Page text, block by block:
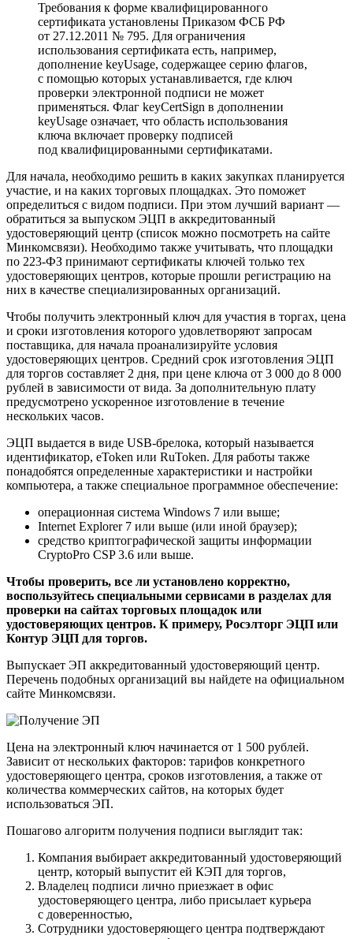
Требования к форме квалифицированного
сертификата установлены Приказом ФСБ РФ
от 27.12.2011 № 795. Для ограничения
использования сертификата есть, например,
дополнение keyUsage, содержащее серию флагов,
с помощью которых устанавливается, где ключ
проверки электронной подписи не может
применяться. Флаг keyCertSign в дополнении
keyUsage означает, что область использования
ключа включает проверку подписей
под квалифицированными сертификатами.
Для начала, необходимо решить в каких закупках планируется
участие, и на каких торговых площадках. Это поможет
определиться с видом подписи. При этом лучший вариант —
обратиться за выпуском ЭЦП в аккредитованный
удостоверяющий центр (список можно посмотреть на сайте
Минкомсвязи). Необходимо также учитывать, что площадки
по 223-ФЗ принимают сертификаты ключей только тех
удостоверяющих центров, которые прошли регистрацию на
них в качестве специализированных организаций.
Чтобы получить электронный ключ для участия в торгах, цена
и сроки изготовления которого удовлетворяют запросам
поставщика, для начала проанализируйте условия
удостоверяющих центров. Средний срок изготовления ЭЦП
для торгов составляет 2 дня, при цене ключа от 3 000 до 8 000
рублей в зависимости от вида. За дополнительную плату
предусмотрено ускоренное изготовление в течение
нескольких часов.
ЭЦП выдается в виде USB-брелока, который называется
идентификатор, eToken или RuToken. Для работы также
понадобятся определенные характеристики и настройки
компьютера, а также специальное программное обеспечение:
операционная система Windows 7 или выше;
Internet Explorer 7 или выше (или иной браузер);
средство криптографической защиты информации
CryptoPro CSP 3.6 или выше.
Чтобы проверить, все ли установлено корректно,
воспользуйтесь специальными сервисами в разделах для
проверки на сайтах торговых площадок или
удостоверяющих центров. К примеру, Росэлторг ЭЦП или
Контур ЭЦП для торгов.
Выпускает ЭП аккредитованный удостоверяющий центр.
Перечень подобных организаций вы найдете на официальном
сайте Минкомсвязи.
Цена на электронный ключ начинается от 1 500 рублей.
Зависит от нескольких факторов: тарифов конкретного
удостоверяющего центра, сроков изготовления, а также от
количества коммерческих сайтов, на которых будет
использоваться ЭП.
Пошагово алгоритм получения подписи выглядит так:
Компания выбирает аккредитованный удостоверяющий
центр, который выпустит ей КЭП для торгов,
Владелец подписи лично приезжает в офис
удостоверяющего центра, либо присылает курьера
с доверенностью,
Сотрудники удостоверяющего центра подтверждают